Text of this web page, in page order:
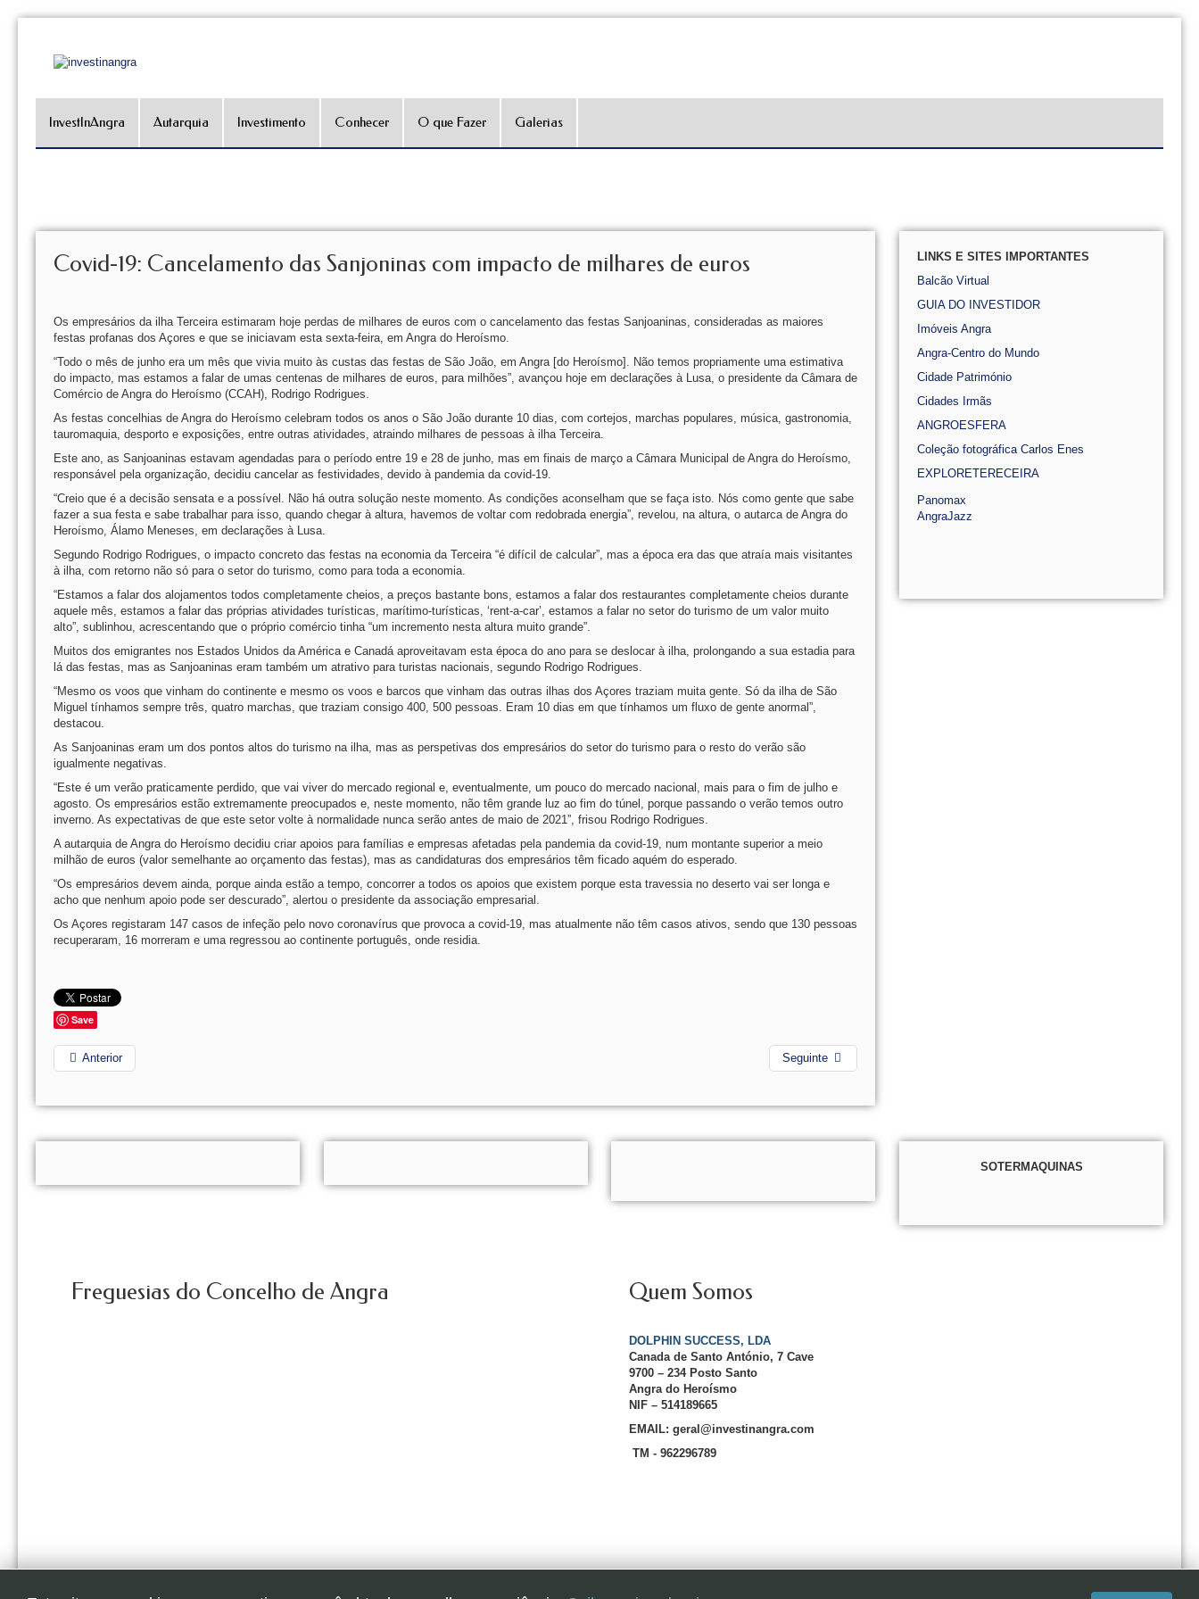
InvestInAngra Autarquia Investimento Conhecer O que Fazer Galerias
Covid-19: Cancelamento das Sanjoninas com impacto de milhares de euros
Os empresários da ilha Terceira estimaram hoje perdas de milhares de euros com o cancelamento das festas Sanjoaninas, consideradas as maiores
festas profanas dos Açores e que se iniciavam esta sexta-feira, em Angra do Heroísmo.
“Todo o mês de junho era um mês que vivia muito às custas das festas de São João, em Angra [do Heroísmo]. Não temos propriamente uma estimativa
do impacto, mas estamos a falar de umas centenas de milhares de euros, para milhões”, avançou hoje em declarações à Lusa, o presidente da Câmara de
Comércio de Angra do Heroísmo (CCAH), Rodrigo Rodrigues.
As festas concelhias de Angra do Heroísmo celebram todos os anos o São João durante 10 dias, com cortejos, marchas populares, música, gastronomia,
tauromaquia, desporto e exposições, entre outras atividades, atraindo milhares de pessoas à ilha Terceira.
Este ano, as Sanjoaninas estavam agendadas para o período entre 19 e 28 de junho, mas em finais de março a Câmara Municipal de Angra do Heroísmo,
responsável pela organização, decidiu cancelar as festividades, devido à pandemia da covid-19.
“Creio que é a decisão sensata e a possível. Não há outra solução neste momento. As condições aconselham que se faça isto. Nós como gente que sabe
fazer a sua festa e sabe trabalhar para isso, quando chegar à altura, havemos de voltar com redobrada energia”, revelou, na altura, o autarca de Angra do
Heroísmo, Álamo Meneses, em declarações à Lusa.
Segundo Rodrigo Rodrigues, o impacto concreto das festas na economia da Terceira “é difícil de calcular”, mas a época era das que atraía mais visitantes
à ilha, com retorno não só para o setor do turismo, como para toda a economia.
“Estamos a falar dos alojamentos todos completamente cheios, a preços bastante bons, estamos a falar dos restaurantes completamente cheios durante
aquele mês, estamos a falar das próprias atividades turísticas, marítimo-turísticas, ‘rent-a-car’, estamos a falar no setor do turismo de um valor muito
alto”, sublinhou, acrescentando que o próprio comércio tinha “um incremento nesta altura muito grande”.
Muitos dos emigrantes nos Estados Unidos da América e Canadá aproveitavam esta época do ano para se deslocar à ilha, prolongando a sua estadia para
lá das festas, mas as Sanjoaninas eram também um atrativo para turistas nacionais, segundo Rodrigo Rodrigues.
“Mesmo os voos que vinham do continente e mesmo os voos e barcos que vinham das outras ilhas dos Açores traziam muita gente. Só da ilha de São
Miguel tínhamos sempre três, quatro marchas, que traziam consigo 400, 500 pessoas. Eram 10 dias em que tínhamos um fluxo de gente anormal”,
destacou.
As Sanjoaninas eram um dos pontos altos do turismo na ilha, mas as perspetivas dos empresários do setor do turismo para o resto do verão são
igualmente negativas.
“Este é um verão praticamente perdido, que vai viver do mercado regional e, eventualmente, um pouco do mercado nacional, mais para o fim de julho e
agosto. Os empresários estão extremamente preocupados e, neste momento, não têm grande luz ao fim do túnel, porque passando o verão temos outro
inverno. As expectativas de que este setor volte à normalidade nunca serão antes de maio de 2021”, frisou Rodrigo Rodrigues.
A autarquia de Angra do Heroísmo decidiu criar apoios para famílias e empresas afetadas pela pandemia da covid-19, num montante superior a meio
milhão de euros (valor semelhante ao orçamento das festas), mas as candidaturas dos empresários têm ficado aquém do esperado.
“Os empresários devem ainda, porque ainda estão a tempo, concorrer a todos os apoios que existem porque esta travessia no deserto vai ser longa e
acho que nenhum apoio pode ser descurado”, alertou o presidente da associação empresarial.
Os Açores registaram 147 casos de infeção pelo novo coronavírus que provoca a covid-19, mas atualmente não têm casos ativos, sendo que 130 pessoas
recuperaram, 16 morreram e uma regressou ao continente português, onde residia.
Save
Anterior Seguinte
LINKS E SITES IMPORTANTES
Balcão Virtual
GUIA DO INVESTIDOR
Imóveis Angra
Angra-Centro do Mundo
Cidade Património
Cidades Irmãs
ANGROESFERA
Coleção fotográfica Carlos Enes
EXPLORETERECEIRA
Panomax
AngraJazz
SOTERMAQUINAS
Freguesias do Concelho de Angra Quem Somos
DOLPHIN SUCCESS, LDA
Canada de Santo António, 7 Cave
9700 – 234 Posto Santo
Angra do Heroísmo
NIF – 514189665
EMAIL: geral@investinangra.com
TM - 962296789